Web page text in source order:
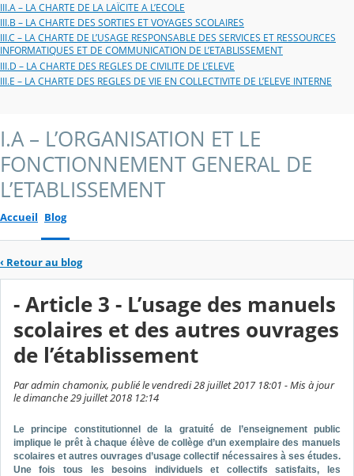
III.A – LA CHARTE DE LA LAÏCITE A L’ECOLE
III.B – LA CHARTE DES SORTIES ET VOYAGES SCOLAIRES
III.C – LA CHARTE DE L’USAGE RESPONSABLE DES SERVICES ET RESSOURCES
INFORMATIQUES ET DE COMMUNICATION DE L’ETABLISSEMENT
III.D – LA CHARTE DES REGLES DE CIVILITE DE L’ELEVE
III.E – LA CHARTE DES REGLES DE VIE EN COLLECTIVITE DE L’ELEVE INTERNE
I.A – L’ORGANISATION ET LE
FONCTIONNEMENT GENERAL DE
L’ETABLISSEMENT
Accueil Blog
‹ Retour au blog
- Article 3 - L’usage des manuels
scolaires et des autres ouvrages
de l’établissement
Par admin chamonix, publié le vendredi 28 juillet 2017 18:01 - Mis à jour
le dimanche 29 juillet 2018 12:14
Le principe constitutionnel de la gratuité de l’enseignement public
implique le prêt à chaque élève de collège d’un exemplaire des manuels
scolaires et autres ouvrages d’usage collectif nécessaires à ses études.
Une fois tous les besoins individuels et collectifs satisfaits, les